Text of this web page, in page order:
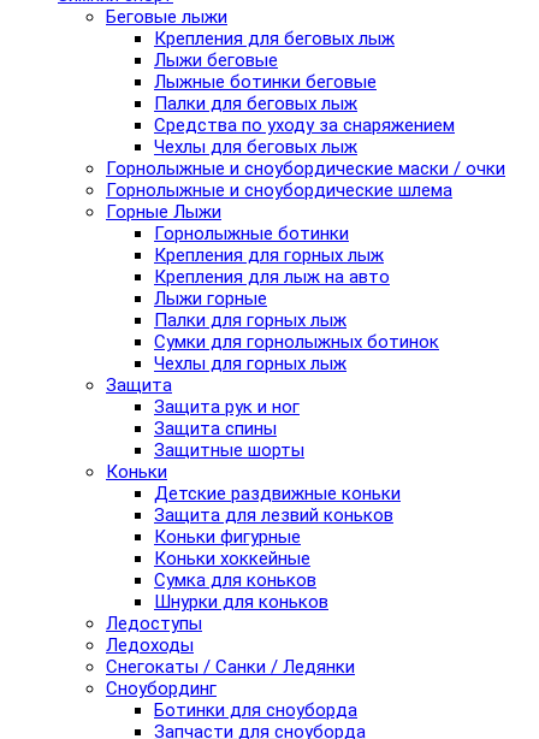
Беговые лыжи
Крепления для беговых лыж
Лыжи беговые
Лыжные ботинки беговые
Палки для беговых лыж
Средства по уходу за снаряжением
Чехлы для беговых лыж
Горнолыжные и сноубордические маски / очки
Горнолыжные и сноубордические шлема
Горные Лыжи
Горнолыжные ботинки
Крепления для горных лыж
Крепления для лыж на авто
Лыжи горные
Палки для горных лыж
Сумки для горнолыжных ботинок
Чехлы для горных лыж
Защита
Защита рук и ног
Защита спины
Защитные шорты
Коньки
Детские раздвижные коньки
Защита для лезвий коньков
Коньки фигурные
Коньки хоккейные
Сумка для коньков
Шнурки для коньков
Ледоступы
Ледоходы
Снегокаты / Санки / Ледянки
Сноубординг
Ботинки для сноуборда
Запчасти для сноуборда